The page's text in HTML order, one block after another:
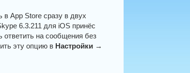
в App Store сразу в двух
6.3.211 для iOS принёс
на сообщения без
эту опцию в Настройки →